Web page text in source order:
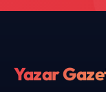
Yazar